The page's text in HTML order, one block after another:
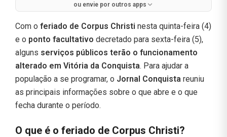
ou envie por outros apps
Com o feriado de Corpus Christi nesta quinta-feira (4)
e o ponto facultativo decretado para sexta-feira (5),
alguns serviços públicos terão o funcionamento
alterado em Vitória da Conquista. Para ajudar a
população a se programar, o Jornal Conquista reuniu
as principais informações sobre o que abre e o que
fecha durante o período.
O que é o feriado de Corpus Christi?